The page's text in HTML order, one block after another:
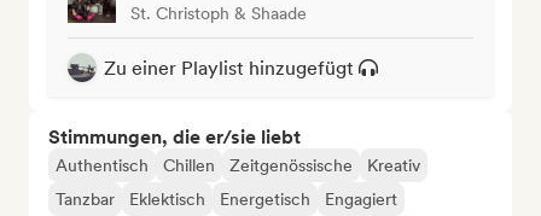
St. Christoph & Shaade
Zu einer Playlist hinzugefügt
Stimmungen, die er/sie liebt
Authentisch Chillen Zeitgenössische
Kreativ
Tanzbar
Eklektisch Energetisch
Engagiert